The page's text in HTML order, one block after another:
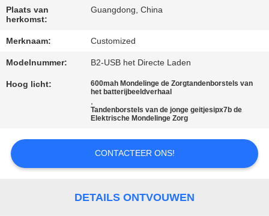
VERZOEK
OM
CITAAT
PRIVACYBELEID
Plaats van
herkomst:
Guangdong, China
Merknaam: Customized
Modelnummer: B2-USB het Directe Laden
Hoog licht:
600mah Mondelinge de Zorgtandenborstels van
het batterijbeeldverhaal
,
Tandenborstels van de jonge geitjesipx7b de
Elektrische Mondelinge Zorg
CONTACTEER ONS!
DETAILS ONTVOUWEN